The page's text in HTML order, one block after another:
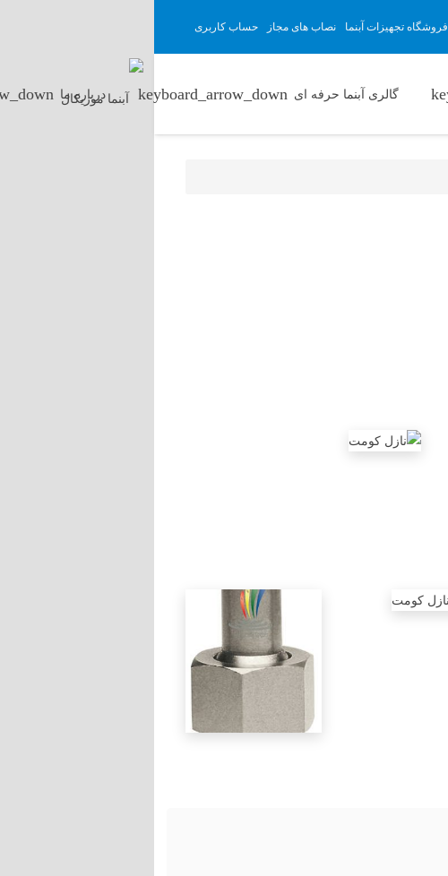
فروشگاه تجهیزات آبنما نصاب های مجاز حساب کاربری
گالری آبنما حرفه ای درباره ما